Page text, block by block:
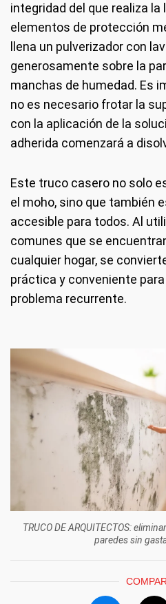
integridad del que realiza
elementos de protección
llena un pulverizador con
generosamente sobre la
manchas de humedad. Es
no es necesario frotar la
con la aplicación de la
adherida comenzará a
Este truco casero no solo
el moho, sino que también
accesible para todos. Al
comunes que se
cualquier hogar, se
práctica y conveniente
problema recurrente.
TRUCO DE ARQUITECTOS:
paredes sin